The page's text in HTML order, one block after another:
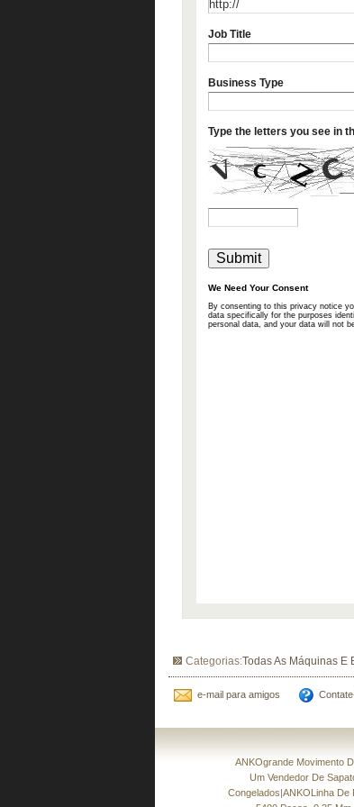
Categorias:Todas As Máquinas E
e-mail para amigos
ANKOgrande Movimento
Um Vendedor De
Congelados|ANKOLinha De